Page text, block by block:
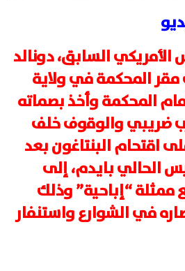
السابق، دونالد
مقر المحكمة في ولاية
المحكمة وأخذ بصماته
ضريبي والوقوف خلف
اقتحام البنتاغون بعد
الحالي بايدم، إلى
ممثلة “إباحية” وذلك
في الشوارع واستنفار